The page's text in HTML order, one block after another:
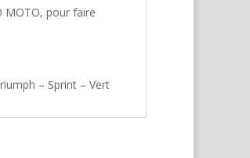
MOTO, pour faire
– Sprint – Vert